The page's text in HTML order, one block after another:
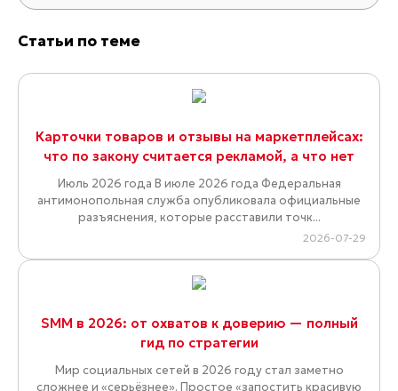
Статьи по теме
Карточки товаров и отзывы на маркетплейсах:
что по закону считается рекламой, а что нет
Июль 2026 года В июле 2026 года Федеральная
антимонопольная служба опубликовала официальные
разъяснения, которые расставили точк...
2026-07-29
SMM в 2026: от охватов к доверию — полный
гид по стратегии
Мир социальных сетей в 2026 году стал заметно
сложнее и «серьёзнее». Простое «запостить красивую